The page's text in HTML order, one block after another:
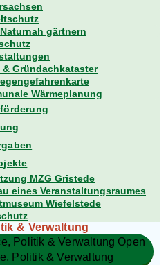
Naturnah gärtnern
& Gründachkataster
Wärmeplanung
MZG Gristede
eines Veranstaltungsraumes
Wiefelstede
& Verwaltung​
Politik & Verwaltung​ Open
Politik & Verwaltung​